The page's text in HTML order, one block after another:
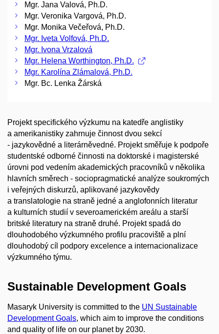
Mgr. Jana Valová, Ph.D.
Mgr. Veronika Vargová, Ph.D.
Mgr. Monika Večeřová, Ph.D.
Mgr. Iveta Volfová, Ph.D.
Mgr. Ivona Vrzalová
Mgr. Helena Worthington, Ph.D.
Mgr. Karolína Zlámalová, Ph.D.
Mgr. Bc. Lenka Žárská
Projekt specifického výzkumu na katedře anglistiky
a amerikanistiky zahrnuje činnost dvou sekcí
- jazykovědné a literárněvedné. Projekt směřuje k podpoře
studentské odborné činnosti na doktorské i magisterské
úrovni pod vedením akademických pracovníků v několika
hlavních směrech - sociopragmatické analýze soukromých
i veřejných diskurzů, aplikované jazykovědy
a translatologie na straně jedné a anglofonních literatur
a kulturních studií v severoamerickém areálu a starší
britské literatury na straně druhé. Projekt spadá do
dlouhodobého výzkumného profilu pracoviště a plní
dlouhodobý cíl podpory excelence a internacionalizace
výzkumného týmu.
Sustainable Development Goals
Masaryk University is committed to the UN Sustainable
Development Goals, which aim to improve the conditions
and quality of life on our planet by 2030.